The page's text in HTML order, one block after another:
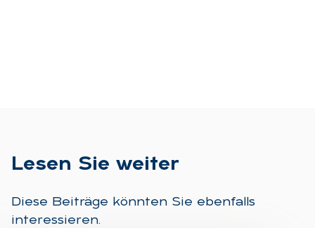
Le­sen Sie wei­ter
Diese Beiträge könnten Sie ebenfalls
interessieren.